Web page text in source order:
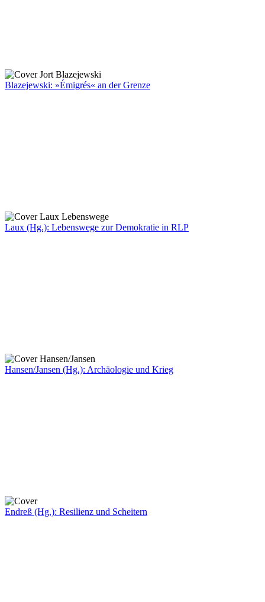
Blazejewski: »Émigrés« an der Grenze
Laux (Hg.): Lebenswege zur Demokratie in RLP
Hansen/Jansen (Hg.): Archäologie und Krieg
Endreß (Hg.): Resilienz und Scheitern